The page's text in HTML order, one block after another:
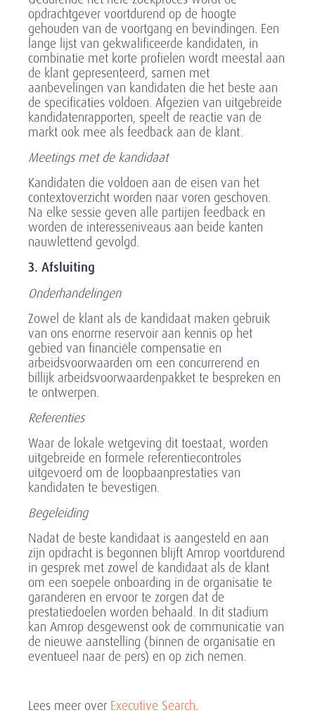
opdrachtgever voortdurend op de hoogte
gehouden van de voortgang en bevindingen. Een
lange lijst van gekwalificeerde kandidaten, in
combinatie met korte profielen wordt meestal aan
de klant gepresenteerd, samen met
aanbevelingen van kandidaten die het beste aan
de specificaties voldoen. Afgezien van uitgebreide
kandidatenrapporten, speelt de reactie van de
markt ook mee als feedback aan de klant.
Meetings met de kandidaat
Kandidaten die voldoen aan de eisen van het
contextoverzicht worden naar voren geschoven.
Na elke sessie geven alle partijen feedback en
worden de interesseniveaus aan beide kanten
nauwlettend gevolgd.
3. Afsluiting
Onderhandelingen
Zowel de klant als de kandidaat maken gebruik
van ons enorme reservoir aan kennis op het
gebied van financiële compensatie en
arbeidsvoorwaarden om een concurrerend en
billijk arbeidsvoorwaardenpakket te bespreken en
te ontwerpen.
Referenties
Waar de lokale wetgeving dit toestaat, worden
uitgebreide en formele referentiecontroles
uitgevoerd om de loopbaanprestaties van
kandidaten te bevestigen.
Begeleiding
Nadat de beste kandidaat is aangesteld en aan
zijn opdracht is begonnen blijft Amrop voortdurend
in gesprek met zowel de kandidaat als de klant
om een soepele onboarding in de organisatie te
garanderen en ervoor te zorgen dat de
prestatiedoelen worden behaald. In dit stadium
kan Amrop desgewenst ook de communicatie van
de nieuwe aanstelling (binnen de organisatie en
eventueel naar de pers) en op zich nemen.
Lees meer over Executive Search.